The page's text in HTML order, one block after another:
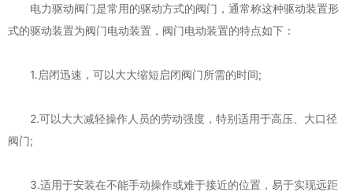
电力驱动阀门是常用的驱动方式的阀门，通常称这种驱动装置形
式的驱动装置为阀门电动装置，阀门电动装置的特点如下：
1.启闭迅速，可以大大缩短启闭阀门所需的时间;
2.可以大大减轻操作人员的劳动强度，特别适用于高压、大口径
阀门;
3.适用于安装在不能手动操作或难于接近的位置，易于实现远距